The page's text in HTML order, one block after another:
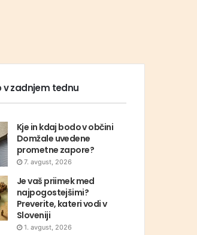
v zadnjem tednu
Kje in kdaj bodo v občini
Domžale uvedene
prometne zapore?
7. avgust, 2026
Je vaš priimek med
najpogostejšimi?
Preverite, kateri vodi v
Sloveniji
1. avgust, 2026